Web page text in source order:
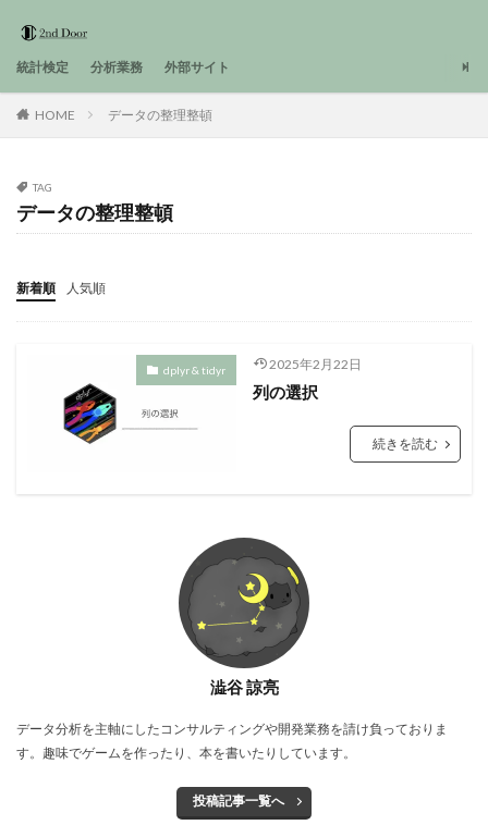
統計検定 分析業務 外部サイト
HOME データの整理整頓
TAG
データの整理整頓
新着順 人気順
dplyr & tidyr 2025年2月22日
列の選択
続きを読む
澁谷 諒亮
データ分析を主軸にしたコンサルティングや開発業務を請け負っておりま
す。趣味でゲームを作ったり、本を書いたりしています。
投稿記事一覧へ